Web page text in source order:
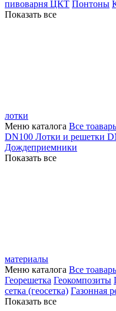
пивоварня ЦКТ Понтоны
Показать все
лотки
Меню каталога Все
DN100 Лотки и решетки
Дождеприемники
Показать все
материалы
Меню каталога Все
Георешетка Геокомпозиты
сетка (геосетка) Газонная
Показать все